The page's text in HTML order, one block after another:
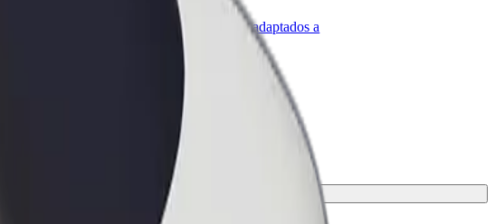
Bolt para empresas
Productos y servicios de Bolt adaptados a
la mejor opción para tu viaje.